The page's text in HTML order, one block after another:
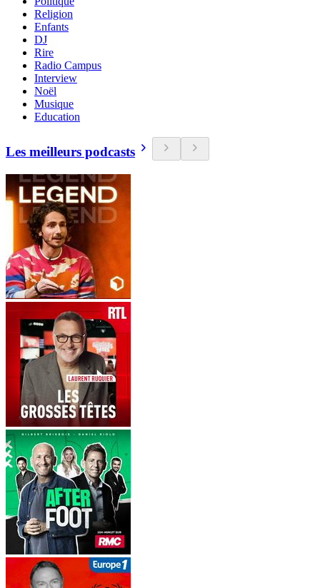
Religion
Enfants
DJ
Rire
Radio Campus
Interview
Noël
Musique
Education
Les meilleurs podcasts